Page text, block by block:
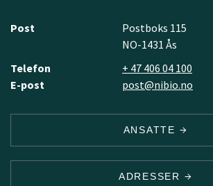
Post
Postboks 115
NO-1431 Ås
Telefon
+ 47 406 04 100
E-post
post@nibio.no
ANSATTE
ADRESSER